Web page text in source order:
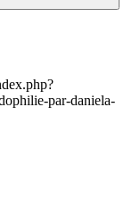
par-daniela-